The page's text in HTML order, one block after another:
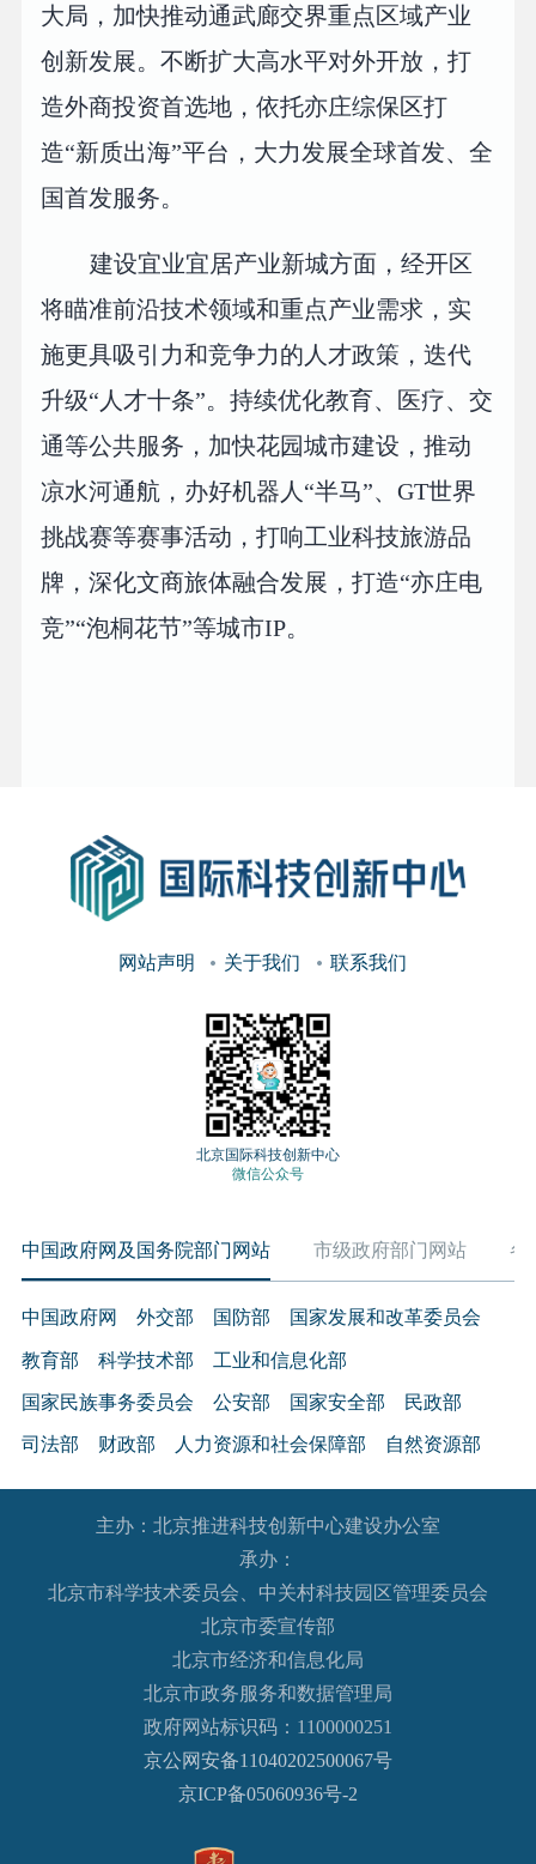
大局，加快推动通武廊交界重点区域产业
创新发展。不断扩大高水平对外开放，打
造外商投资首选地，依托亦庄综保区打
造“新质出海”平台，大力发展全球首发、全
国首发服务。
建设宜业宜居产业新城方面，经开区
将瞄准前沿技术领域和重点产业需求，实
施更具吸引力和竞争力的人才政策，迭代
升级“人才十条”。持续优化教育、医疗、交
通等公共服务，加快花园城市建设，推动
凉水河通航，办好机器人“半马”、GT世界
挑战赛等赛事活动，打响工业科技旅游品
牌，深化文商旅体融合发展，打造“亦庄电
竞”“泡桐花节”等城市IP。
网站声明 关于我们 联系我们
北京国际科技创新中心
微信公众号
中国政府网及国务院部门网站 市级政府部门网站 各
中国政府网 外交部 国防部 国家发展和改革委员会
教育部 科学技术部 工业和信息化部
国家民族事务委员会 公安部 国家安全部 民政部
司法部 财政部 人力资源和社会保障部 自然资源部
生态环境部 住房和城乡建设部 交通运输部 水利部
农业农村部 商务部 文化和旅游部
退役军人事务部
国家语言文字工作委员会
国家航天局 国家原子能机构
国家核安全局
国务院国有资产监督管理委员会
国家市场监督管理总局
主办：北京推进科技创新中心建设办公室
承办：
北京市科学技术委员会、中关村科技园区管理委员会
北京市委宣传部
北京市经济和信息化局
北京市政务服务和数据管理局
政府网站标识码：1100000251
京公网安备11040202500067号
京ICP备05060936号-2